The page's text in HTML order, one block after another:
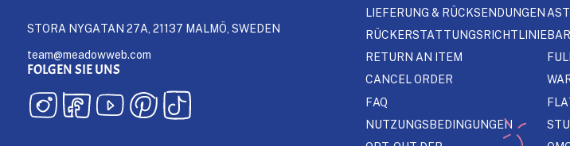
STORA NYGATAN 27A, 21137 MALMÖ, SWEDEN
team@meadowweb.com
FOLGEN SIE UNS
LIEFERUNG & RÜCKSENDUNGEN
RÜCKERSTATTUNGSRICHTLINIE
RETURN AN ITEM
CANCEL ORDER
FAQ
NUTZUNGSBEDINGUNGEN